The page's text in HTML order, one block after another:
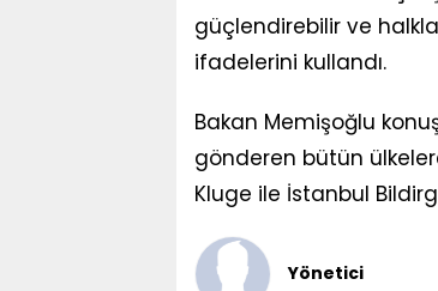
güçlendirebilir ve
ifadelerini kullandı.
Bakan Memişoğlu
gönderen bütün
Kluge ile İstanbul
Yönetici